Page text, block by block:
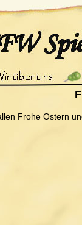
Frohe Ostern